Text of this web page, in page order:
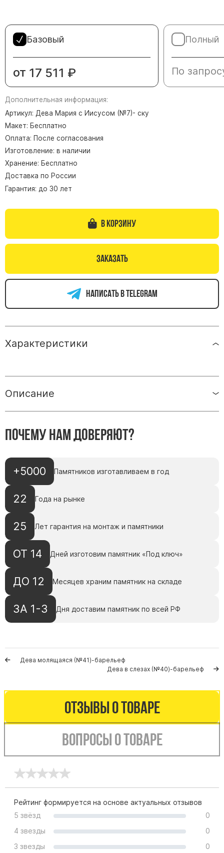
Памятники комбинированные
Памятники из цветного гранита
Памятники красные
Памятники красно-черные
Памятники серые
Памятники из Дымовского гранита
Памятники из гранита Возрождение
Памятники из гранита Гранатовый Амфиболит
Памятники из гранита Сюскюянсаари
Памятники из гранита Балтик Грин
Памятники из гранита Покостовский
Памятники из гранита Масловский
Часовни из белого мрамора и гранита
Скульптуры, барельефы и бюсты из бронзы
Колумбарий
Недорогие памятники
Памятники животным
Памятники двойные
Памятники дочери
Памятники отцу
Памятники парню
Памятники вертикальные
Памятники горизонтальные
Памятники индивидуальные
Памятники Православные
Базовый
от 17 511 ₽
Полный
По
Дополнительная информация:
Артикул: Дева Мария с Иисусом (№7)- ску
Макет: Бесплатно
Оплата: После согласования
Изготовление: в наличии
Хранение: Бесплатно
Доставка по России
Гарантия: до 30 лет
В корзину
Заказать
Написать в telegram
Характеристики
Описание
Почему нам доверяют?
+5000 Памятников изготавливаем в год
22 Года на рынке
25 Лет гарантия на монтаж и памятники
ОТ 14 Дней изготовим памятник «Под ключ»
ДО 12 Месяцев храним памятник на складе
ЗА 1-3 Дня доставим памятник по всей РФ
Дева молящаяся (№41)-барельеф
Дева в слезах (№40)-барельеф
Отзывы о товаре
Вопросы о товаре
Рейтинг формируется на основе актуальных отзывов
5 звёзд
0
4 звезды
0
3 звезды
0